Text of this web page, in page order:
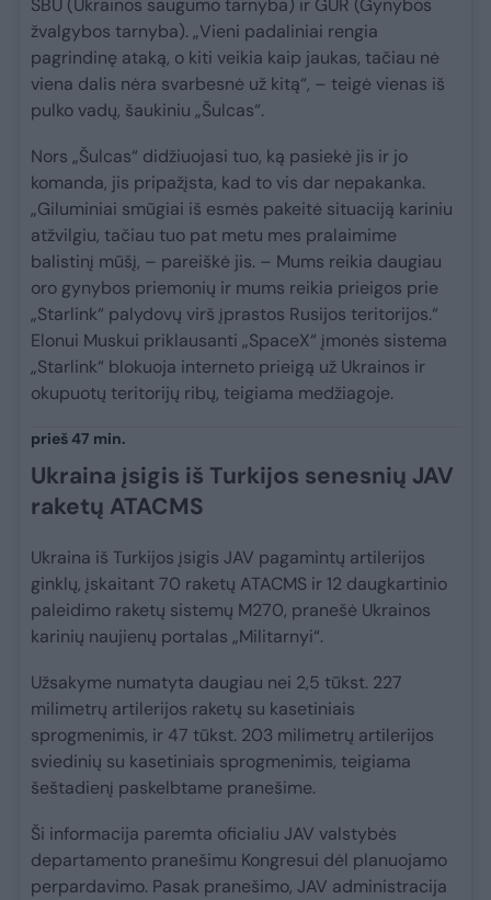
SBU (Ukrainos saugumo tarnyba) ir GUR (Gynybos
žvalgybos tarnyba). „Vieni padaliniai rengia
pagrindinę ataką, o kiti veikia kaip jaukas, tačiau nė
viena dalis nėra svarbesnė už kitą“, – teigė vienas iš
pulko vadų, šaukiniu „Šulcas“.
Nors „Šulcas“ didžiuojasi tuo, ką pasiekė jis ir jo
komanda, jis pripažįsta, kad to vis dar nepakanka.
„Giluminiai smūgiai iš esmės pakeitė situaciją kariniu
atžvilgiu, tačiau tuo pat metu mes pralaimime
balistinį mūšį, – pareiškė jis. – Mums reikia daugiau
oro gynybos priemonių ir mums reikia prieigos prie
„Starlink“ palydovų virš įprastos Rusijos teritorijos.“
Elonui Muskui priklausanti „SpaceX“ įmonės sistema
„Starlink“ blokuoja interneto prieigą už Ukrainos ir
okupuotų teritorijų ribų, teigiama medžiagoje.
prieš 47 min.
Ukraina įsigis iš Turkijos senesnių JAV
raketų ATACMS
Ukraina iš Turkijos įsigis JAV pagamintų artilerijos
ginklų, įskaitant 70 raketų ATACMS ir 12 daugkartinio
paleidimo raketų sistemų M270, pranešė Ukrainos
karinių naujienų portalas „Militarnyi“.
Užsakyme numatyta daugiau nei 2,5 tūkst. 227
milimetrų artilerijos raketų su kasetiniais
sprogmenimis, ir 47 tūkst. 203 milimetrų artilerijos
sviedinių su kasetiniais sprogmenimis, teigiama
šeštadienį paskelbtame pranešime.
Ši informacija paremta oficialiu JAV valstybės
departamento pranešimu Kongresui dėl planuojamo
perpardavimo. Pasak pranešimo, JAV administracija